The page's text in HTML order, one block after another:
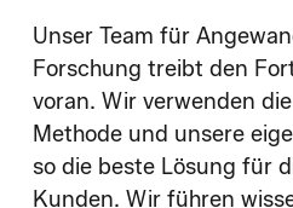
Vorteile und Benefits
Vielfalt und Inklusion
Nachhaltigkeit
Was wir tun
Job Kategorien
Early Careers
Wo wir arbeiten
Unser Team für
Forschung treibt den
voran. Wir verwenden
Methode und unsere
so die beste Lösung für
Kunden. Wir führen